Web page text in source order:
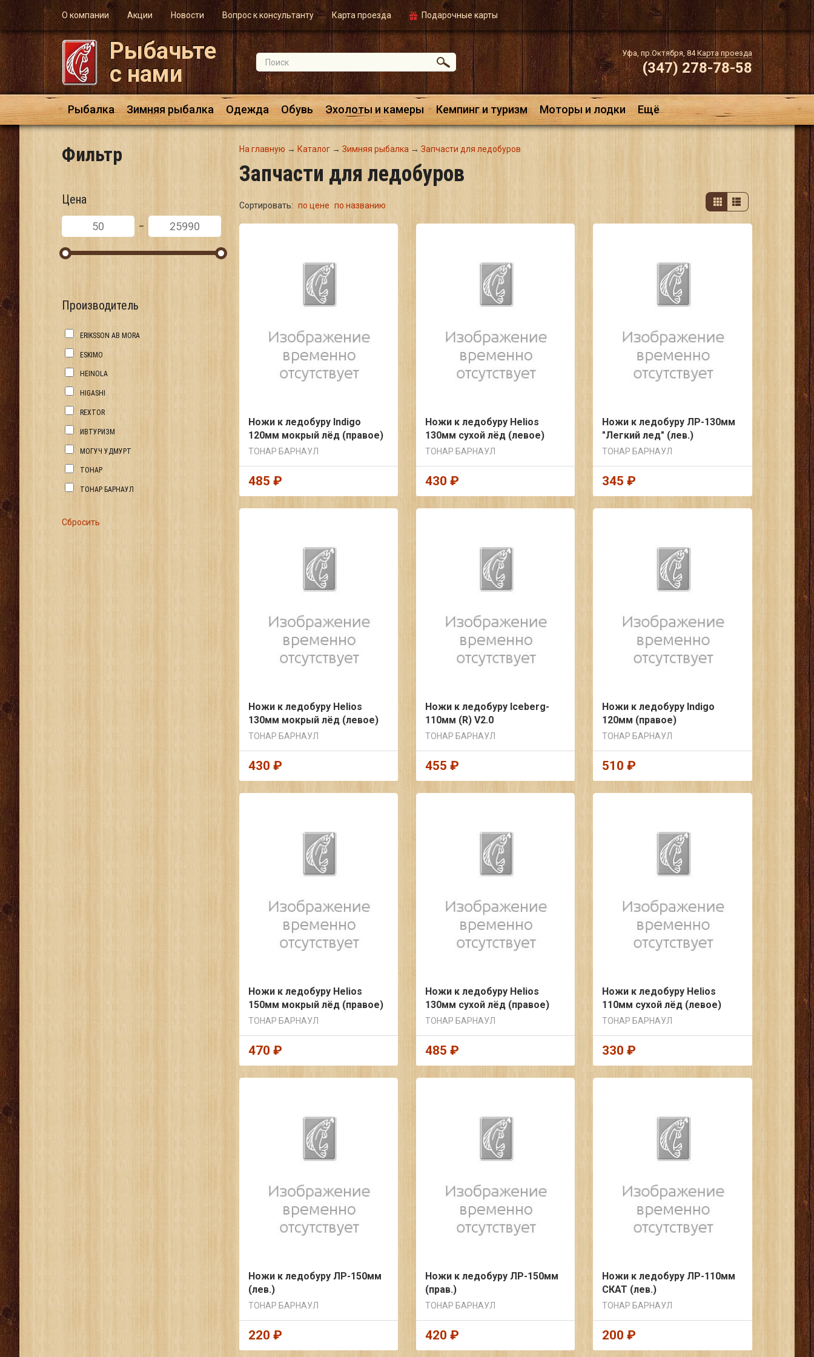
О компании Акции Новости Вопрос к консультанту Карта проезда Подарочные карты
Рыбачьте
с нами
Уфа, пр.Октября, 84Карта проезда
(347) 278-78-58
Рыбалка Зимняя рыбалка Одежда Обувь Эхолоты и камеры Кемпинг и туризм Моторы и лодки Ещё
Фильтр
Цена
-
Производитель
ERIKSSON AB MORA
ESKIMO
HEINOLA
HIGASHI
REXTOR
ИВТУРИЗМ
МОГУЧ УДМУРТ
ТОНАР
ТОНАР БАРНАУЛ
Сбросить
На главную → Каталог→ Зимняя рыбалка → Запчасти для ледобуров
Запчасти для ледобуров
Сортировать: по цене по названию
Ножи к ледобуру Indigo
120мм мокрый лёд (правое)
ТОНАР БАРНАУЛ
485 ₽
Ножи к ледобуру Helios
130мм сухой лёд (левое)
ТОНАР БАРНАУЛ
430 ₽
Ножи к ледобуру ЛР-130мм
"Легкий лед" (лев.)
ТОНАР БАРНАУЛ
345 ₽
Ножи к ледобуру Helios
130мм мокрый лёд (левое)
ТОНАР БАРНАУЛ
430 ₽
Ножи к ледобуру Iceberg-
110мм (R) V2.0
ТОНАР БАРНАУЛ
455 ₽
Ножи к ледобуру Indigo
120мм (правое)
ТОНАР БАРНАУЛ
510 ₽
Ножи к ледобуру Helios
150мм мокрый лёд (правое)
ТОНАР БАРНАУЛ
470 ₽
Ножи к ледобуру Helios
130мм сухой лёд (правое)
ТОНАР БАРНАУЛ
485 ₽
Ножи к ледобуру Helios
110мм сухой лёд (левое)
ТОНАР БАРНАУЛ
330 ₽
Ножи к ледобуру ЛР-150мм
(лев.)
ТОНАР БАРНАУЛ
220 ₽
Ножи к ледобуру ЛР-150мм
(прав.)
ТОНАР БАРНАУЛ
420 ₽
Ножи к ледобуру ЛР-110мм
СКАТ (лев.)
ТОНАР БАРНАУЛ
200 ₽